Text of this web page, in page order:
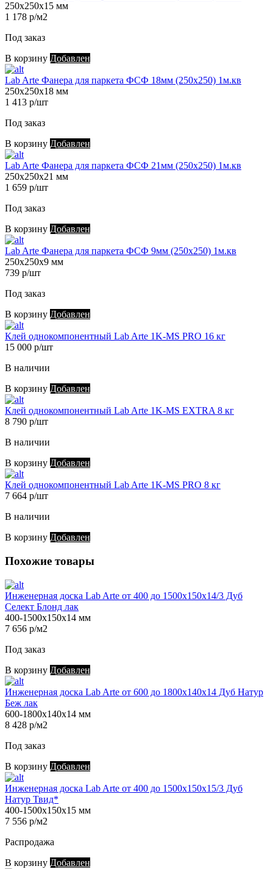
250х250х15 мм
1 178 р/м2
Под заказ
В корзину Добавлен
Lab Arte Фанера для паркета ФСФ 18мм (250х250) 1м.кв
250х250х18 мм
1 413 р/шт
Под заказ
В корзину Добавлен
Lab Arte Фанера для паркета ФСФ 21мм (250х250) 1м.кв
250х250х21 мм
1 659 р/шт
Под заказ
В корзину Добавлен
Lab Arte Фанера для паркета ФСФ 9мм (250х250) 1м.кв
250х250х9 мм
739 р/шт
Под заказ
В корзину Добавлен
Клей однокомпонентный Lab Arte 1K-MS PRO 16 кг
15 000 р/шт
В наличии
В корзину Добавлен
Клей однокомпонентный Lab Arte 1K-MS EXTRA 8 кг
8 790 р/шт
В наличии
В корзину Добавлен
Клей однокомпонентный Lab Arte 1K-MS PRO 8 кг
7 664 р/шт
В наличии
В корзину Добавлен
Похожие товары
Инженерная доска Lab Arte от 400 до 1500х150х14/3 Дуб
Селект Блонд лак
400-1500х150х14 мм
7 656 р/м2
Под заказ
В корзину Добавлен
Инженерная доска Lab Arte от 600 до 1800х140х14 Дуб Натур
Беж лак
600-1800х140х14 мм
8 428 р/м2
Под заказ
В корзину Добавлен
Инженерная доска Lab Arte от 400 до 1500х150х15/3 Дуб
Натур Твид*
400-1500х150х15 мм
7 556 р/м2
Распродажа
В корзину Добавлен